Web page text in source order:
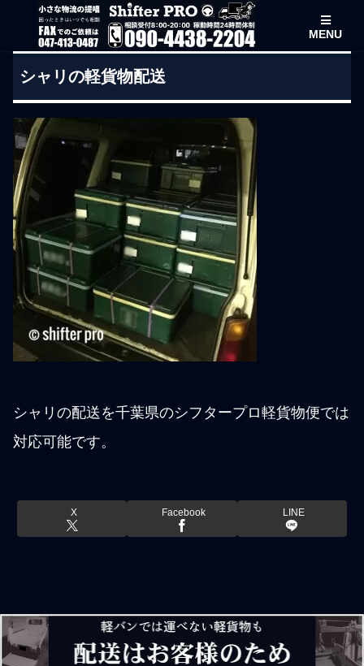
MENU
シャリの軽貨物配送
シャリの配送を千葉県のシフタープロ軽貨物便では
対応可能です。
X Facebook LINE